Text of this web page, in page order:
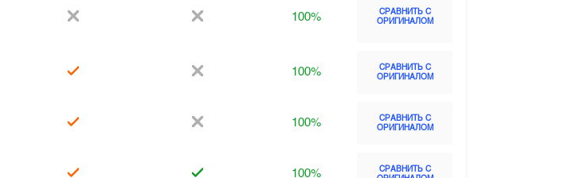
100%
СРАВНИТЬ С
ОРИГИНАЛОМ
100%
СРАВНИТЬ С
ОРИГИНАЛОМ
100%
СРАВНИТЬ С
ОРИГИНАЛОМ
100%
СРАВНИТЬ С